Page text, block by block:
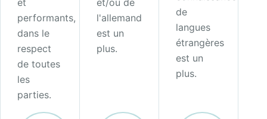
performants,
dans le
respect
de toutes
les
parties.
l'allemand
est un
plus.
de
langues
étrangères
est un
plus.